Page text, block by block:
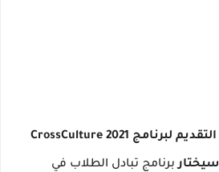
التقديم لبرنامج CrossCulture 2021
سيختاربرنامج تبادل الطلاب في